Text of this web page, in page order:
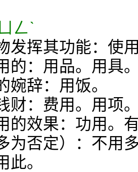
ㄥˋ
发挥其功能：使
的：用品。用具
辞：用饭。
财：费用。用项
的效果：功用。
为否定）：不用
。